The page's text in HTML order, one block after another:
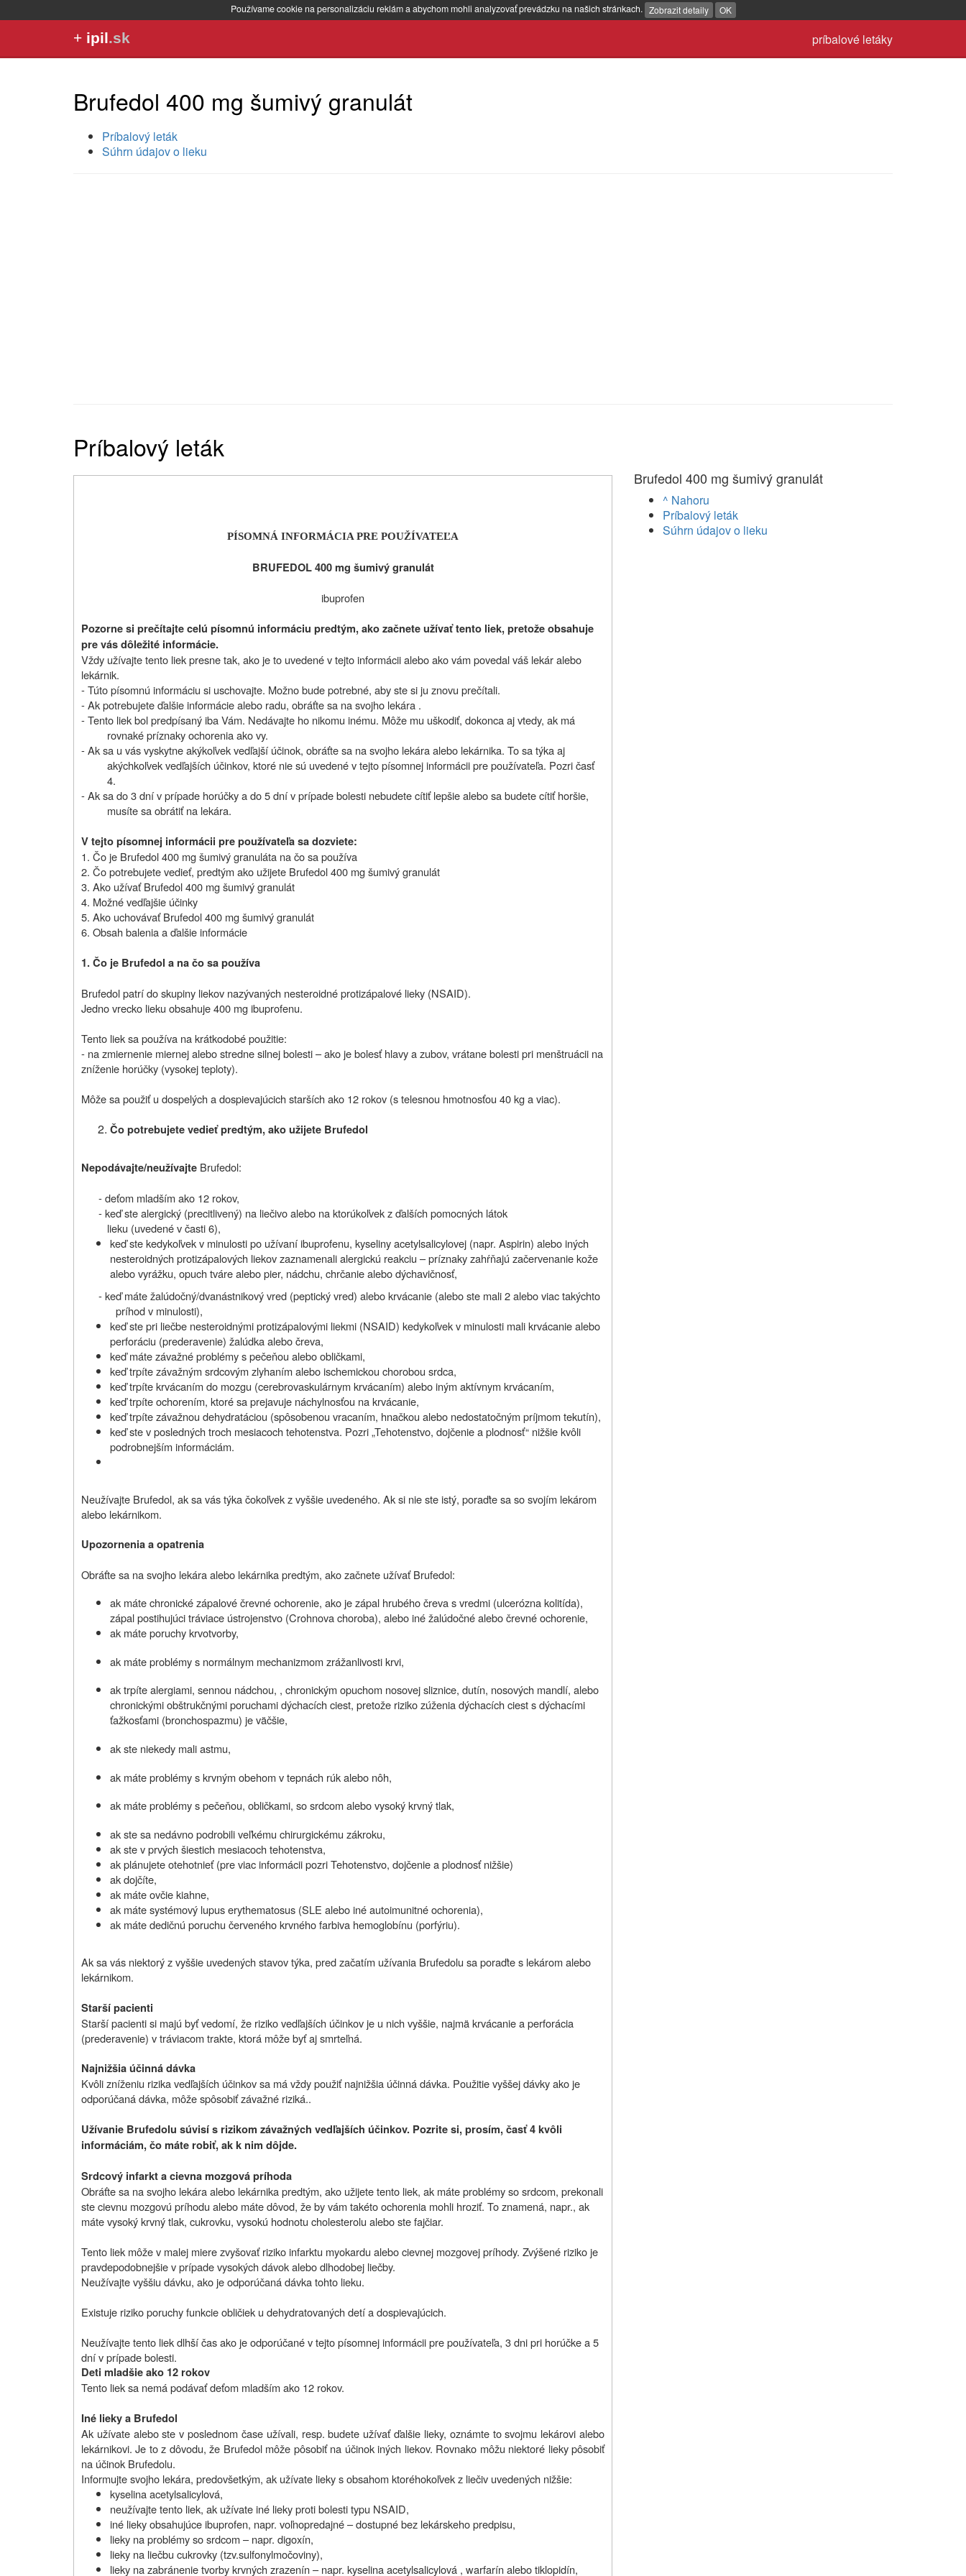
Používame cookie na personalizáciu reklám a abychom mohli analyzovať prevádzku na našich stránkach. Zobrazit detaily OK
príbalové letáky
+ ipil.sk
Brufedol 400 mg šumivý granulát
Príbalový leták
Súhrn údajov o lieku
Príbalový leták
PÍSOMNÁ INFORMÁCIA PRE POUŽÍVATEĽA
BRUFEDOL 400 mg šumivý granulát
ibuprofen
Pozorne si prečítajte celú písomnú informáciu predtým, ako začnete užívať tento liek, pretože obsahuje
pre vás dôležité informácie.
Vždy užívajte tento liek presne tak, ako je to uvedené v tejto informácii alebo ako vám povedal váš lekár alebo
lekárnik.
- Túto písomnú informáciu si uschovajte. Možno bude potrebné, aby ste si ju znovu prečítali.
- Ak potrebujete ďalšie informácie alebo radu, obráťte sa na svojho lekára .
-Tento liek bol predpísaný iba Vám. Nedávajte ho nikomu inému. Môže mu uškodiť, dokonca aj vtedy, ak má
rovnaké príznaky ochorenia ako vy.
- Ak sa u vás vyskytne akýkoľvek vedľajší účinok, obráťte sa na svojho lekára alebo lekárnika. To sa týka aj
akýchkoľvek vedľajších účinkov, ktoré nie sú uvedené v tejto písomnej informácii pre používateľa. Pozri časť
4.
- Ak sa do 3 dní v prípade horúčky a do 5 dní v prípade bolesti nebudete cítiť lepšie alebo sa budete cítiť horšie,
musíte sa obrátiť na lekára.
V tejto písomnej informácii pre používateľa sa dozviete:
1. Čo je Brufedol 400 mg šumivý granuláta na čo sa používa
2. Čo potrebujete vedieť, predtým ako užijete Brufedol 400 mg šumivý granulát
3. Ako užívať Brufedol 400 mg šumivý granulát
4. Možné vedľajšie účinky
5. Ako uchovávať Brufedol 400 mg šumivý granulát
6. Obsah balenia a ďalšie informácie
1.Čo je Brufedol a na čo sa používa
Brufedol patrí do skupiny liekov nazývaných nesteroidné protizápalové lieky (NSAID).
Jedno vrecko lieku obsahuje 400 mg ibuprofenu.
Tento liek sa používa na krátkodobé použitie:
- na zmiernenie miernej alebo stredne silnej bolesti – ako je bolesť hlavy a zubov, vrátane bolesti pri menštruácii na
zníženie horúčky (vysokej teploty).
Môže sa použiť u dospelých a dospievajúcich starších ako 12 rokov (s telesnou hmotnosťou 40 kg a viac).
Čo potrebujete vedieť predtým, ako užijete Brufedol
Nepodávajte/neužívajte Brufedol:
- deťom mladším ako 12 rokov,
- keď ste alergický (precitlivený) na liečivo alebo na ktorúkoľvek z ďalších pomocných látok
lieku (uvedené v časti 6),
keď ste kedykoľvek v minulosti po užívaní ibuprofenu, kyseliny acetylsalicylovej (napr. Aspirin) alebo iných
nesteroidných protizápalových liekov zaznamenali alergickú reakciu – príznaky zahŕňajú začervenanie kože
alebo vyrážku, opuch tváre alebo pier, nádchu, chrčanie alebo dýchavičnosť,
-keď máte žalúdočný/dvanástnikový vred (peptický vred) alebo krvácanie (alebo ste mali 2 alebo viac takýchto
príhod v minulosti),
keď ste pri liečbe nesteroidnými protizápalovými liekmi (NSAID) kedykoľvek v minulosti mali krvácanie alebo
perforáciu (prederavenie) žalúdka alebo čreva,
keď máte závažné problémy s pečeňou alebo obličkami,
keď trpíte závažným srdcovým zlyhaním alebo ischemickou chorobou srdca,
keď trpíte krvácaním do mozgu (cerebrovaskulárnym krvácaním) alebo iným aktívnym krvácaním,
keď trpíte ochorením, ktoré sa prejavuje náchylnosťou na krvácanie,
keď trpíte závažnou dehydratáciou (spôsobenou vracaním, hnačkou alebo nedostatočným príjmom tekutín),
keď ste v posledných troch mesiacoch tehotenstva. Pozri „Tehotenstvo, dojčenie a plodnosť“ nižšie kvôli
podrobnejším informáciám.
Neužívajte Brufedol, ak sa vás týka čokoľvek z vyššie uvedeného. Ak si nie ste istý, poraďte sa so svojím lekárom
alebo lekárnikom.
Upozornenia a opatrenia
Obráťte sa na svojho lekára alebo lekárnika predtým, ako začnete užívať Brufedol:
ak máte chronické zápalové črevné ochorenie, ako je zápal hrubého čreva s vredmi (ulcerózna kolitída),
zápal postihujúci tráviace ústrojenstvo (Crohnova choroba), alebo iné žalúdočné alebo črevné ochorenie,
ak máte poruchy krvotvorby,
ak máte problémy s normálnym mechanizmom zrážanlivosti krvi,
ak trpíte alergiami, sennou nádchou, , chronickým opuchom nosovej sliznice, dutín, nosových mandlí, alebo
chronickými obštrukčnými poruchami dýchacích ciest, pretože riziko zúženia dýchacích ciest s dýchacími
ťažkosťami (bronchospazmu) je väčšie,
ak ste niekedy mali astmu,
ak máte problémy s krvným obehom v tepnách rúk alebo nôh,
ak máte problémy s pečeňou, obličkami, so srdcom alebo vysoký krvný tlak,
ak ste sa nedávno podrobili veľkému chirurgickému zákroku,
ak ste v prvých šiestich mesiacoch tehotenstva,
ak plánujete otehotnieť (pre viac informácii pozri Tehotenstvo, dojčenie a plodnosť nižšie)
ak dojčíte,
ak máte ovčie kiahne,
ak máte systémový lupus erythematosus (SLE alebo iné autoimunitné ochorenia),
ak máte dedičnú poruchu červeného krvného farbiva hemoglobínu (porfýriu).
Ak sa vás niektorý z vyššie uvedených stavov týka, pred začatím užívania Brufedolu sa poraďte s lekárom alebo
lekárnikom.
Starší pacienti
Starší pacienti si majú byť vedomí, že riziko vedľajších účinkov je u nich vyššie, najmä krvácanie a perforácia
(prederavenie) v tráviacom trakte, ktorá môže byť aj smrteľná.
Najnižšia účinná dávka
Kvôli zníženiu rizika vedľajších účinkov sa má vždy použiť najnižšia účinná dávka. Použitie vyššej dávky ako je
odporúčaná dávka, môže spôsobiť závažné riziká..
Užívanie Brufedolu súvisí s rizikom závažných vedľajších účinkov. Pozrite si, prosím, časť 4 kvôli
informáciám, čo máte robiť, ak k nim dôjde.
Srdcový infarkt a cievna mozgová príhoda
Obráťte sa na svojho lekára alebo lekárnika predtým, ako užijete tento liek, ak máte problémy so srdcom, prekonali
ste cievnu mozgovú príhodu alebo máte dôvod, že by vám takéto ochorenia mohli hroziť. To znamená, napr., ak
máte vysoký krvný tlak, cukrovku, vysokú hodnotu cholesterolu alebo ste fajčiar.
Tento liek môže v malej miere zvyšovať riziko infarktu myokardu alebo cievnej mozgovej príhody. Zvýšené riziko je
pravdepodobnejšie v prípade vysokých dávok alebo dlhodobej liečby.
Neužívajte vyššiu dávku, ako je odporúčaná dávka tohto lieku.
Existuje riziko poruchy funkcie obličiek u dehydratovaných detí a dospievajúcich.
Neužívajte tento liek dlhší čas ako je odporúčané v tejto písomnej informácii pre používateľa, 3 dni pri horúčke a 5
dní v prípade bolesti.
Deti mladšie ako 12 rokov
Tento liek sa nemá podávať deťom mladším ako 12 rokov.
Iné lieky a Brufedol
Ak užívate alebo ste v poslednom čase užívali, resp. budete užívať ďalšie lieky, oznámte to svojmu lekárovi alebo
lekárnikovi. Je to z dôvodu, že Brufedol môže pôsobiť na účinok iných liekov. Rovnako môžu niektoré lieky pôsobiť
na účinok Brufedolu.
Informujte svojho lekára, predovšetkým, ak užívate lieky s obsahom ktoréhokoľvek z liečiv uvedených nižšie:
kyselina acetylsalicylová,
neužívajte tento liek, ak užívate iné lieky proti bolesti typu NSAID,
iné lieky obsahujúce ibuprofen, napr. voľnopredajné – dostupné bez lekárskeho predpisu,
lieky na problémy so srdcom – napr. digoxín,
lieky na liečbu cukrovky (tzv.sulfonylmočoviny),
lieky na zabránenie tvorby krvných zrazenín – napr. kyselina acetylsalicylová , warfarín alebo tiklopidín,
Brufedol 400 mg šumivý granulát
^ Nahoru
Príbalový leták
Súhrn údajov o lieku